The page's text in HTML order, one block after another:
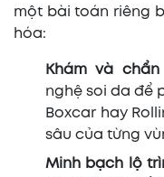
một bài toán riêng
hóa:
Khám và
nghệ soi da để
Boxcar hay
sâu của từng
Minh bạch lộ